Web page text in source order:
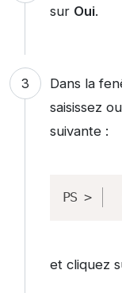
sur Oui.
Dans la
saisissez
suivante :
et cliquez